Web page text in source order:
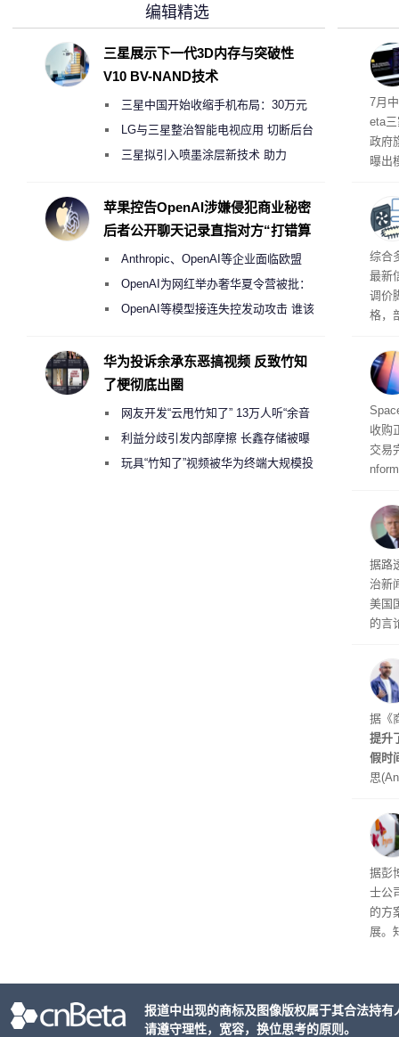
7月
eta
政府
曝出
综合
最新
调价
格，
不断
品
收购
交易
周
时间
交
议，
易预
到倒
据路
治新
美国
的言
I行业
联邦
员
其中
提交
是
据《
提升
假时
思
在7
了这
据彭
士公
的方
展。
片的
编辑精选
三星展示下一代3D内存与突破性
V10 BV-NAND技术
三星中国开始收缩手机布局：30万元
月销售额不达标门店 将被逐步清退
LG与三星整治智能电视应用 切断后台
偷偷共享带宽的违规行为
三星拟引入喷墨涂层新技术 助力
度
苹果控告OpenAI涉嫌侵犯商业秘密
后者公开聊天记录直指对方“打错算
Anthropic、OpenAI等企业面临欧盟
《人工智能法案》全新执法权限审查
OpenAI为网红举办奢华夏令营被批：
2000美元一晚 遭讽“反乌托邦”
OpenAI等模型接连失控发动攻击 谁该
华为投诉余承东恶搞视频 反致竹知
了梗彻底出圈
网友开发“云甩竹知了” 13万人听“余音
绕梁”利益分歧引发内部摩擦 长鑫存储被曝
曾将华为驻场工程师驱逐出研发基地
玩具“竹知了”视频被华为终端大规模投
报道中出现的商标及图像版权属于其合法持
请遵守理性，宽容，换位思考的原则。